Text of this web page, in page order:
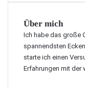
Über mich
Ich habe das große
spannendsten
starte ich einen
Erfahrungen mit der